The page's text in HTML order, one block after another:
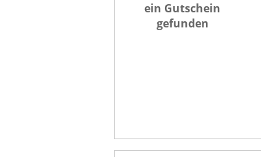
ein Gutschein
gefunden